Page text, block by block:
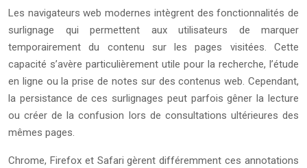
Les navigateurs web modernes intègrent des fonctionnalités de
surlignage qui permettent aux utilisateurs de marquer
temporairement du contenu sur les pages visitées. Cette
capacité s’avère particulièrement utile pour la recherche, l’étude
en ligne ou la prise de notes sur des contenus web. Cependant,
la persistance de ces surlignages peut parfois gêner la lecture
ou créer de la confusion lors de consultations ultérieures des
mêmes pages.
Chrome, Firefox et Safari gèrent différemment ces annotations